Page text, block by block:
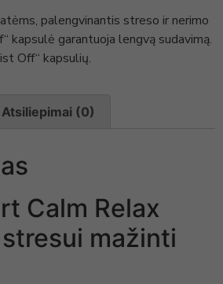
palengvinantis streso ir nerimo
kapsulė garantuoja lengvą sudavimą.
Off“ kapsulių.
Atsiliepimai (0)
Calm Relax
mažinti